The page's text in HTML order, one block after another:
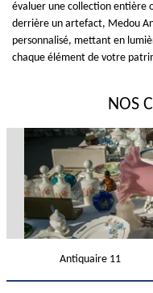
évaluer une collection entière
derrière un artefact, Medou
personnalisé, mettant en
chaque élément de votre
NOS
Antiquaire 11